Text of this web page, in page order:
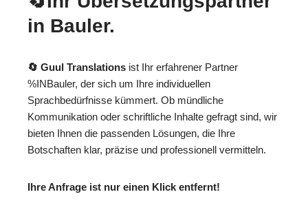
in Bauler.
🔄 Guul Translations ist Ihr erfahrener Partner
%INBauler, der sich um Ihre individuellen
Sprachbedürfnisse kümmert. Ob mündliche
Kommunikation oder schriftliche Inhalte gefragt sind, wir
bieten Ihnen die passenden Lösungen, die Ihre
Botschaften klar, präzise und professionell vermitteln.
Ihre Anfrage ist nur einen Klick entfernt!